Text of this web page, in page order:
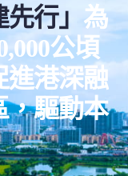
行」 為
公頃
進港深融
，驅動本